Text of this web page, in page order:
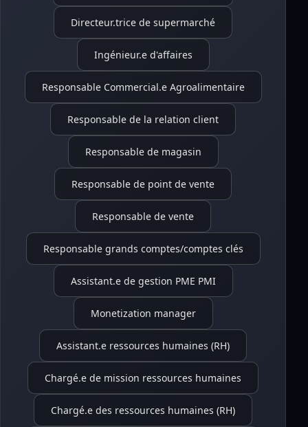
Directeur.trice de supermarché
Ingénieur.e d'affaires
Responsable Commercial.e Agroalimentaire
Responsable de la relation client
Responsable de magasin
Responsable de point de vente
Responsable de vente
Responsable grands comptes/comptes clés
Assistant.e de gestion PME PMI
Monetization manager
Assistant.e ressources humaines (RH)
Chargé.e de mission ressources humaines
Chargé.e des ressources humaines (RH)